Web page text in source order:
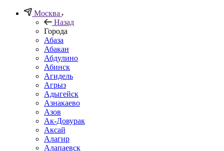
Москва
Назад
Города
Абаза
Абакан
Абдулино
Абинск
Агидель
Агрыз
Адыгейск
Азнакаево
Азов
Ак-Довурак
Аксай
Алагир
Алапаевск